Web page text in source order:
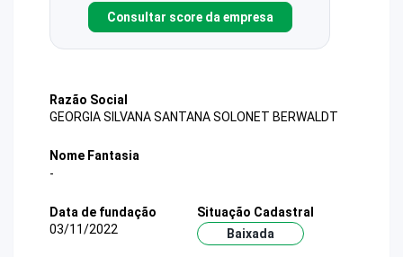
Consultar score da empresa
Razão Social
GEORGIA SILVANA SANTANA SOLONET BERWALDT
Nome Fantasia
-
Data de fundação
03/11/2022
Situação Cadastral
Baixada